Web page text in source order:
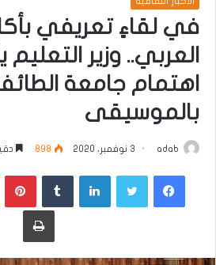
في لقاءٍ تعريفي
العربي.. وزير
اهتمام جامعة
بالموسيقى
adab 3 نوفمبر، 2020 898
فيسبوكتويتر لينكدإن ‏Tumblr